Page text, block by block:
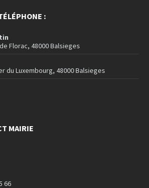
:
Florac, 48000 Balsieges
du Luxembourg, 48000 Balsieges
MAIRIE
66